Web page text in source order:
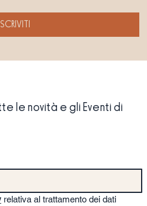
ISCRIVITI
le novità e gli Eventi di
relativa al trattamento dei dati